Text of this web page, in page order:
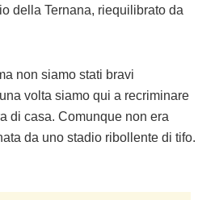
della Ternana, riequilibrato da
non siamo stati bravi
volta siamo qui a recriminare
di casa. Comunque non era
da uno stadio ribollente di tifo.